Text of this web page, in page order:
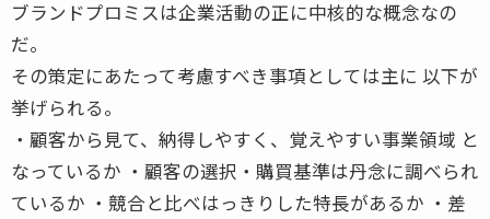
ブランドプロミスは企業活動の正に中核的な概念なの
だ。
その策定にあたって考慮すべき事項としては主に 以下が
挙げられる。
・顧客から見て、納得しやすく、覚えやすい事業領域 と
なっているか ・顧客の選択・購買基準は丹念に調べられ
ているか ・競合と比べはっきりした特長があるか ・差